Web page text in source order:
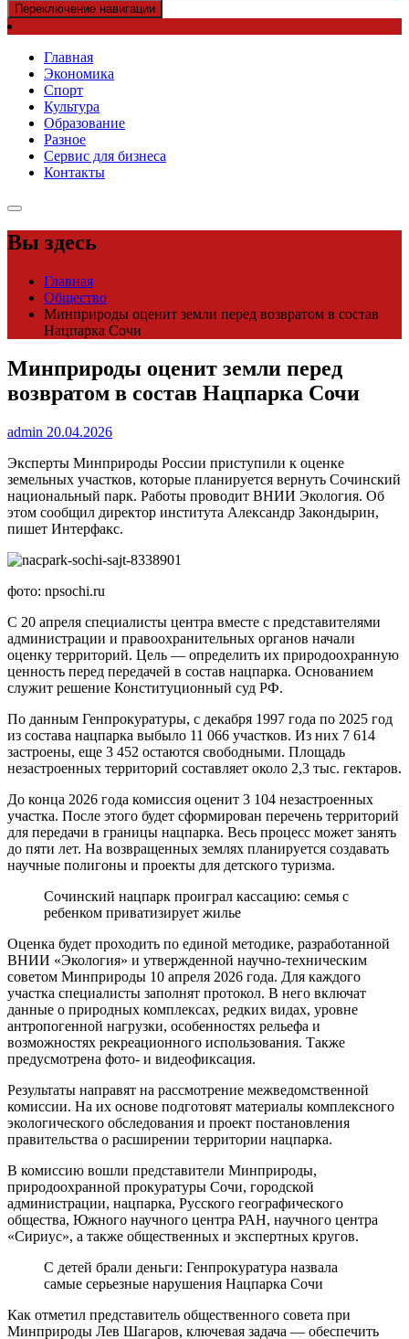
Переключение навигации
Главная
Экономика
Спорт
Культура
Образование
Разное
Сервис для бизнеса
Контакты
Вы здесь
Главная
Общество
Минприроды оценит земли перед возвратом в состав
Нацпарка Сочи
Минприроды оценит земли перед
возвратом в состав Нацпарка Сочи
admin 20.04.2026
Эксперты Минприроды России приступили к оценке
земельных участков, которые планируется вернуть Сочинский
национальный парк. Работы проводит ВНИИ Экология. Об
этом сообщил директор института Александр Закондырин,
пишет Интерфакс.
фото: npsochi.ru
С 20 апреля специалисты центра вместе с представителями
администрации и правоохранительных органов начали
оценку территорий. Цель — определить их природоохранную
ценность перед передачей в состав нацпарка. Основанием
служит решение Конституционный суд РФ.
По данным Генпрокуратуры, с декабря 1997 года по 2025 год
из состава нацпарка выбыло 11 066 участков. Из них 7 614
застроены, еще 3 452 остаются свободными. Площадь
незастроенных территорий составляет около 2,3 тыс. гектаров.
До конца 2026 года комиссия оценит 3 104 незастроенных
участка. После этого будет сформирован перечень территорий
для передачи в границы нацпарка. Весь процесс может занять
до пяти лет. На возвращенных землях планируется создавать
научные полигоны и проекты для детского туризма.
Сочинский нацпарк проиграл кассацию: семья с
ребенком приватизирует жилье
Оценка будет проходить по единой методике, разработанной
ВНИИ «Экология» и утвержденной научно-техническим
советом Минприроды 10 апреля 2026 года. Для каждого
участка специалисты заполнят протокол. В него включат
данные о природных комплексах, редких видах, уровне
антропогенной нагрузки, особенностях рельефа и
возможностях рекреационного использования. Также
предусмотрена фото- и видеофиксация.
Результаты направят на рассмотрение межведомственной
комиссии. На их основе подготовят материалы комплексного
экологического обследования и проект постановления
правительства о расширении территории нацпарка.
В комиссию вошли представители Минприроды,
природоохранной прокуратуры Сочи, городской
администрации, нацпарка, Русского географического
общества, Южного научного центра РАН, научного центра
«Сириус», а также общественных и экспертных кругов.
С детей брали деньги: Генпрокуратура назвала
самые серьезные нарушения Нацпарка Сочи
Как отметил представитель общественного совета при
Минприроды Лев Шагаров, ключевая задача — обеспечить